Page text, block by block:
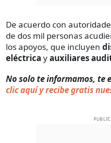
De acuerdo con
de dos mil personas
los apoyos, que incluyen
eléctrica yauxiliares
No solo te informamos, te
clic aquí y recibe gratis